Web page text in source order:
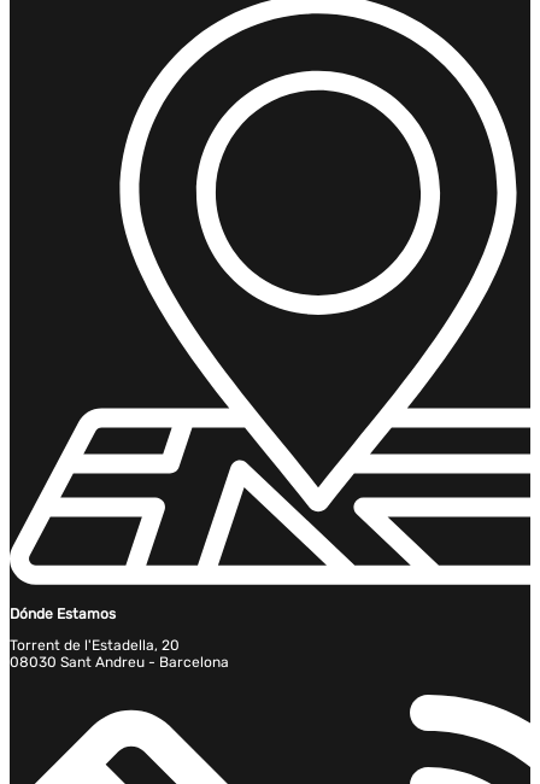
Dónde Estamos
Torrent de l'Estadella, 20
08030 Sant Andreu - Barcelona